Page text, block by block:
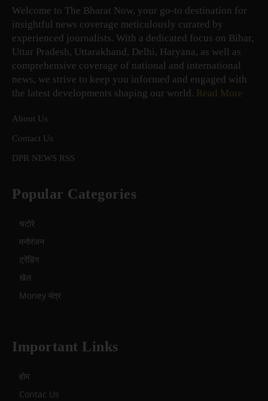
Welcome to The Bharat Now, your go-to destination for
insightful news coverage meticulously curated by
experienced journalists. With a dedicated focus on Bihar,
Uttar Pradesh, Uttarakhand, Delhi, Haryana, as well as
comprehensive coverage of national and international
news, we strive to keep you informed and engaged with
the latest developments shaping our world. Read More
About Us
Contact Us
DPR NEWS RSS
Popular Categories
चटोरे
मनोरंजन
ट्रेंडिंग
खेल
Money मंत्र
Important Links
होम
Contac Us